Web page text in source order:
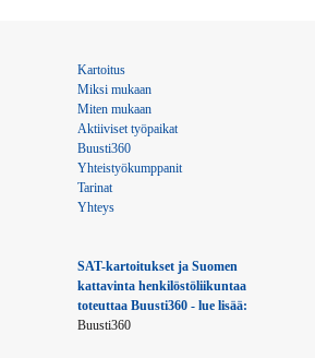
Kartoitus
Miksi mukaan
Miten mukaan
Aktiiviset työpaikat
Buusti360
Yhteistyökumppanit
Tarinat
Yhteys
SAT-kartoitukset ja Suomen
kattavinta henkilöstöliikuntaa
toteuttaa Buusti360 - lue lisää:
Buusti360